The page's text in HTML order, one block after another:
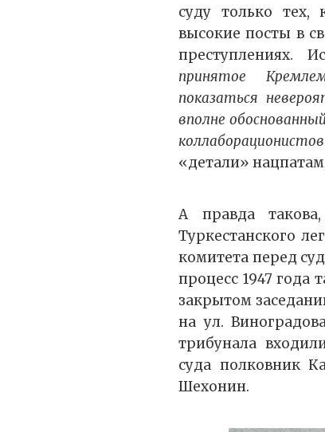
суду только тех,
высокие посты в
преступлениях.
принятое
показаться
вполне
«детали»
А правда
Туркестанского
комитета перед
процесс 1947 года
закрытом
на ул.
трибунала
суда полковник
Шехонин.